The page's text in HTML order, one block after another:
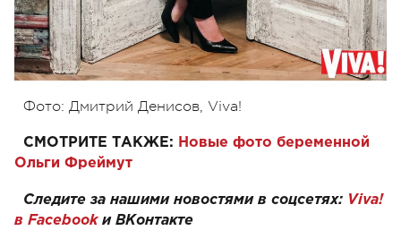
Фото: Дмитрий Денисов, Viva!
СМОТРИТЕ ТАКЖЕ: Новые фото беременной
Ольги Фреймут
Следите за нашими новостями в соцсетях: Viva!
в Facebookи ВКонтакте